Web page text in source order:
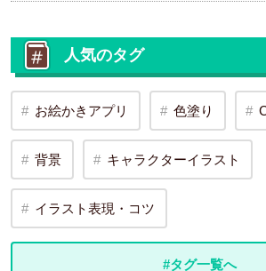
人気のタグ
お絵かきアプリ 色塗り
背景 キャラクターイラスト
イラスト表現・コツ
#タグ一覧へ